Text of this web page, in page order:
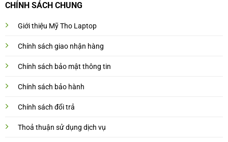
CHÍNH SÁCH CHUNG
Giới thiệu Mỹ Tho Laptop
Chính sách giao nhận hàng
Chính sách bảo mật thông tin
Chính sách bảo hành
Chính sách đổi trả
Thoả thuận sử dụng dịch vụ